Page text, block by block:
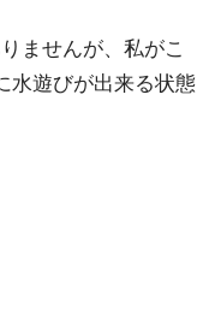
ませんが、私がこ
水遊びが出来る状態